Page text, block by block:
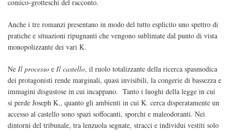
comico-grotteschi del racconto.
Anche i tre romanzi presentano in modo del tutto esplicito uno spettro di
pratiche e situazioni ripugnanti che vengono sublimate dal punto di vista
monopolizzante dei vari K.
Ne Il processo e Il castello, il ruolo totalizzante della ricerca spasmodica
dei protagonisti rende marginali, quasi invisibili, la congerie di bassezza e
immagini disgustose in cui incappano. Tanto i luoghi della legge in cui
si perde Joseph K., quanto gli ambienti in cui K. cerca disperatamente un
accesso al castello sono spazi soffocanti, sporchi e maleodoranti. Nei
dintorni del tribunale, tra lenzuola segnate, stracci e individui vestiti solo